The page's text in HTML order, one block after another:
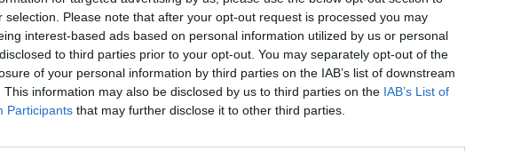
selection. Please note that after your opt-out request is processed you may
interest-based ads based on personal information utilized by us or personal
to third parties prior to your opt-out. You may separately opt-out of the
of your personal information by third parties on the IAB’s list of downstream
This information may also be disclosed by us to third parties on the IAB’s List of
Participants that may further disclose it to other third parties.
tik Lrytas.TV Video
Visi įrašai
įsitvirtinti Ukrainos
neteisus